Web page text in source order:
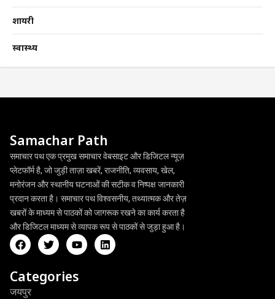
शायरी
स्वास्थ्य
Samachar Path
समाचार पथ एक प्रमुख समाचार वेबसाइट और डिजिटल न्यूज़
प्लेटफॉर्म है, जो जुड़ी ताज़ा खबरें, राजनीति, व्यवसाय, खेल,
मनोरंजन और स्थानीय घटनाओं की सटीक व निष्पक्ष जानकारी
प्रदान करता है। समाचार पथ विश्वसनीय, तथ्यात्मक और तेज़
खबरों के माध्यम से पाठकों को जागरूक रखने का कार्य करता है
और डिजिटल माध्यम से व्यापक रूप से पाठकों से जुड़ा हुआ है।
Categories
जयपुर